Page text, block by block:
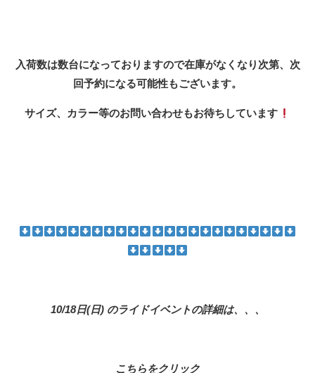
入荷数は数台になっておりますので在庫がなくなり次第、次
回予約になる可能性もございます。
サイズ、カラー等のお問い合わせもお待ちしています
10/18日(日) のライドイベントの詳細は、、、
こちらをクリック